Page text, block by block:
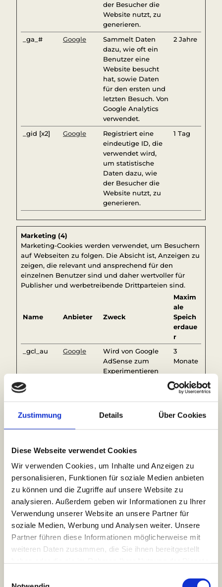
Zustimmung Details Über Cookies
Diese Webseite verwendet Cookies
Wir verwenden Cookies, um Inhalte und Anzeigen zu
personalisieren, Funktionen für soziale Medien anbieten
zu können und die Zugriffe auf unsere Website zu
analysieren. Außerdem geben wir Informationen zu Ihrer
Verwendung unserer Website an unsere Partner für
soziale Medien, Werbung und Analysen weiter. Unsere
Partner führen diese Informationen möglicherweise mit
weiteren Daten zusammen, die Sie ihnen bereitgestellt
der Besucher die
Website nutzt, zu
generieren.
_ga_# Google
Sammelt Daten
dazu, wie oft ein
Benutzer eine
Website besucht
hat, sowie Daten
für den ersten und
letzten Besuch. Von
Google Analytics
verwendet.
2 Jahre
_gid [x2] Google
Registriert eine
eindeutige ID, die
verwendet wird,
um statistische
Daten dazu, wie
der Besucher die
Website nutzt, zu
generieren.
1 Tag
Marketing (4)
Marketing-Cookies werden verwendet, um Besuchern
auf Webseiten zu folgen. Die Absicht ist, Anzeigen zu
zeigen, die relevant und ansprechend für den
einzelnen Benutzer sind und daher wertvoller für
Publisher und werbetreibende Drittparteien sind.
Name Anbieter Zweck
Maxim
ale
Speich
erdaue
r
_gcl_au
Google
Wird von Google
AdSense zum
Experimentieren
verwendet, die ihre
Services nutzen.
3
Monate
are likely to convert
to customers based
on the visitor's
across websites.
www.fewo
obertauer
n.at
Verwendet von
DoubleClick, um
die Handlungen
des Benutzers auf
1 Jahr